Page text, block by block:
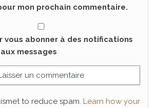
mon prochain commentaire.
vous abonner à des notifications
messages
to reduce spam. Learn how your